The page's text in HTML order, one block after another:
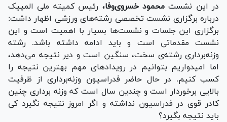
در این نشستمحمود خسروی‌وفا، رئیس کمیته ملی المپیک
درباره برگزاری نشست تخصصی رشته‌های ورزشی اظهار داشت:
برگزاری این جلسات و نشست‌ها بسیار با اهمیت است و این
نشست مقدماتی است و باید ادامه داشته باشد. رشته
وزنه‌برداری رشته‌ی سخت، سنگین است و دیر نتیجه می‌دهد،
اما امیدواریم بتوانیم در رویداد‌های مهم بهترین نتیجه را
کسب کنیم. در حال حاضر فدراسیون‌ وزنه‌برداری از ظرفیت
بالایی برخوردار است و چندین سال است که وزنه برداری چنین
کادر قوی در فدراسیون نداشته و اگر امروز نتیجه نگیرد کی
باید نتیجه بگیرد؟